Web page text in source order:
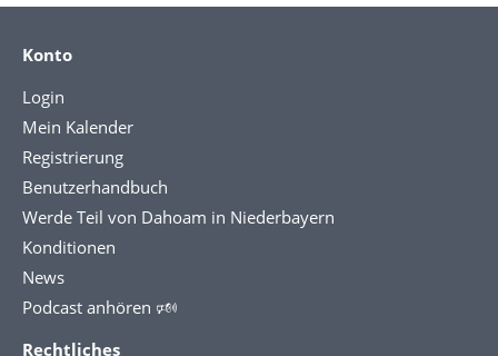
Konto
Login
Mein Kalender
Registrierung
Benutzerhandbuch
Werde Teil von Dahoam in Niederbayern
Konditionen
News
Podcast anhören 🕬
Rechtliches